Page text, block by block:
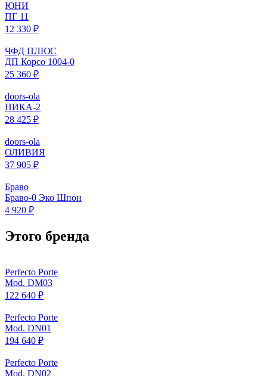
ЮНИ
ПГ 11
12 330 ₽
ЧФД ПЛЮС
ДП Корсо 1004-0
25 360 ₽
doors-ola
НИКА-2
28 425 ₽
doors-ola
ОЛИВИЯ
37 905 ₽
Браво
Браво-0 Эко Шпон
4 920 ₽
Этого бренда
Perfecto Porte
Mod. DM03
122 640 ₽
Perfecto Porte
Mod. DN01
194 640 ₽
Perfecto Porte
Mod. DN02